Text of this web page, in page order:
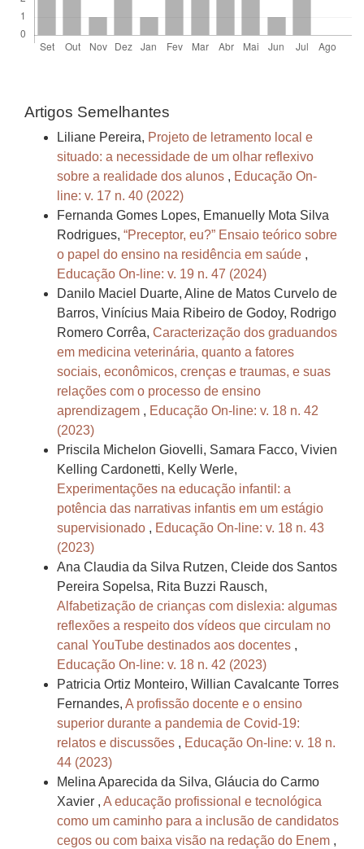
Artigos Semelhantes
Liliane Pereira, Projeto de letramento local e
situado: a necessidade de um olhar reflexivo
sobre a realidade dos alunos , Educação On-
line: v. 17 n. 40 (2022)
Fernanda Gomes Lopes, Emanuelly Mota Silva
Rodrigues, “Preceptor, eu?” Ensaio teórico sobre
o papel do ensino na residência em saúde ,
Educação On-line: v. 19 n. 47 (2024)
Danilo Maciel Duarte, Aline de Matos Curvelo de
Barros, Vinícius Maia Ribeiro de Godoy, Rodrigo
Romero Corrêa, Caracterização dos graduandos
em medicina veterinária, quanto a fatores
sociais, econômicos, crenças e traumas, e suas
relações com o processo de ensino
aprendizagem , Educação On-line: v. 18 n. 42
(2023)
Priscila Michelon Giovelli, Samara Facco, Vivien
Kelling Cardonetti, Kelly Werle,
Experimentações na educação infantil: a
potência das narrativas infantis em um estágio
supervisionado , Educação On-line: v. 18 n. 43
(2023)
Ana Claudia da Silva Rutzen, Cleide dos Santos
Pereira Sopelsa, Rita Buzzi Rausch,
Alfabetização de crianças com dislexia: algumas
reflexões a respeito dos vídeos que circulam no
canal YouTube destinados aos docentes ,
Educação On-line: v. 18 n. 42 (2023)
Patricia Ortiz Monteiro, Willian Cavalcante Torres
Fernandes, A profissão docente e o ensino
superior durante a pandemia de Covid-19:
relatos e discussões , Educação On-line: v. 18 n.
44 (2023)
Melina Aparecida da Silva, Gláucia do Carmo
Xavier , A educação profissional e tecnológica
como um caminho para a inclusão de candidatos
cegos ou com baixa visão na redação do Enem ,